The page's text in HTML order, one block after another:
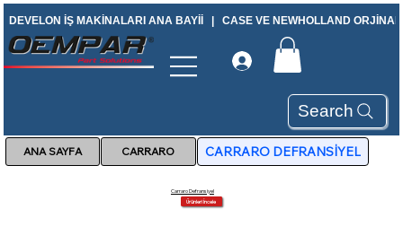
DEVELON İŞ MAKİNALARI ANA BAYİİ   |   CASE VE NEWHOLLAND
Search
ANA SAYFA CARRARO CARRARO DEFRANSİYEL
Carraro Defransiyel
Ürünleri İncele